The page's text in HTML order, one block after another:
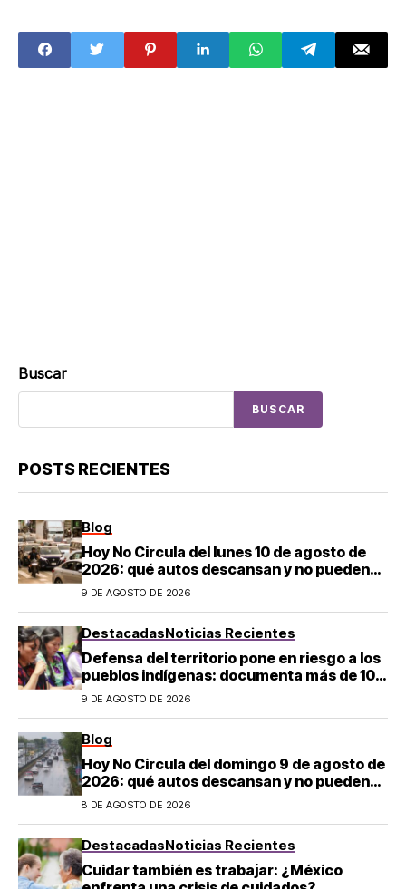
CDMX
gratis que
Sheinbaum
regalará a
Buscar
BUSCAR
POSTS RECIENTES
Blog
Hoy No Circula del lunes 10 de agosto de
2026: qué autos descansan y no pueden
salir en CDMX y el Estado de México; estos
9 DE AGOSTO DE 2026
DestacadasNoticias Recientes
Defensa del territorio pone en riesgo a los
pueblos indígenas: documenta más de 100
desapariciones
9 DE AGOSTO DE 2026
Blog
Hoy No Circula del domingo 9 de agosto de
2026: qué autos descansan y no pueden
salir en CDMX y el Estado de México; estos
8 DE AGOSTO DE 2026
DestacadasNoticias Recientes
Cuidar también es trabajar: ¿México